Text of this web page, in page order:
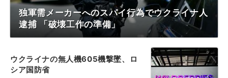
独軍需メーカーへのスパイ行為でウクライナ人
逮捕 「破壊工作の準備」
ウクライナの無人機605機撃墜、ロ
シア国防省